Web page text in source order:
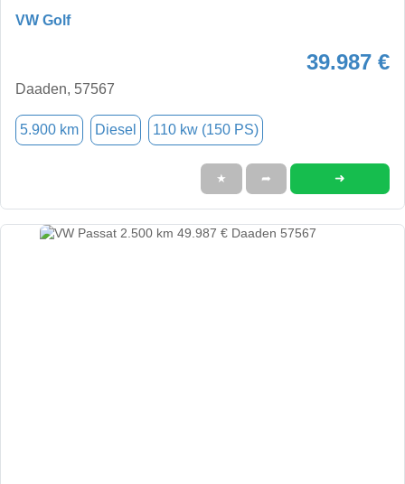
VW Golf
39.987 €
Daaden, 57567
5.900 km Diesel 110 kw (150 PS)
★ ➦ ➜